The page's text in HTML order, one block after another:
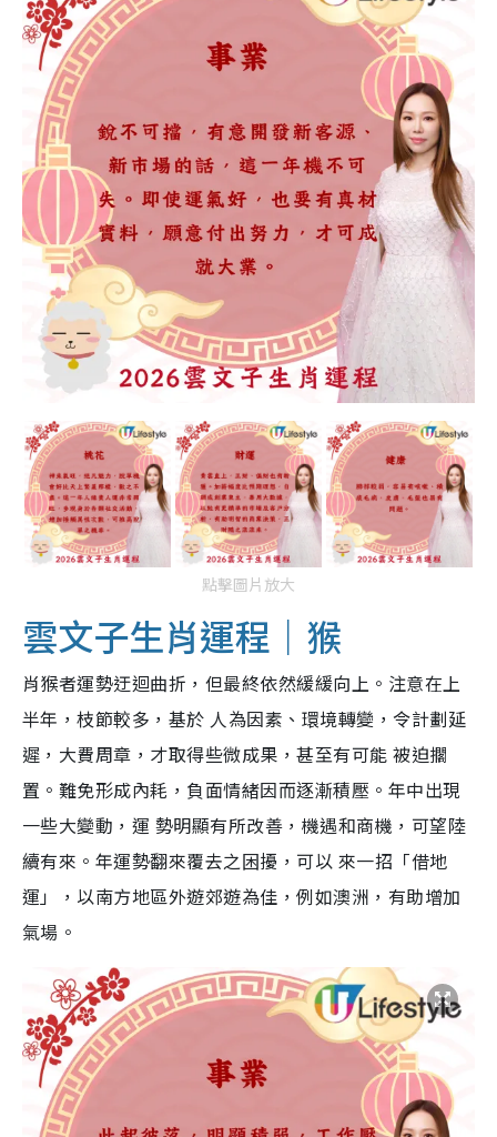
點擊圖片放大
雲文子生肖運程｜猴
肖猴者運勢迂迴曲折，但最終依然緩緩向上。注意在上
半年，枝節較多，基於 人為因素、環境轉變，令計劃延
遲，大費周章，才取得些微成果，甚至有可能 被迫擱
置。難免形成內耗，負面情緒因而逐漸積壓。年中出現
一些大變動，運 勢明顯有所改善，機遇和商機，可望陸
續有來。年運勢翻來覆去之困擾，可以 來一招「借地
運」，以南方地區外遊郊遊為佳，例如澳洲，有助增加
氣場。